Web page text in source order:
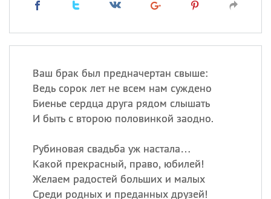
Ваш брак был предначертан свыше:
Ведь сорок лет не всем нам суждено
Биенье сердца друга рядом слышать
И быть с второю половинкой заодно.
Рубиновая свадьба уж настала…
Какой прекрасный, право, юбилей!
Желаем радостей больших и малых
Среди родных и преданных друзей!